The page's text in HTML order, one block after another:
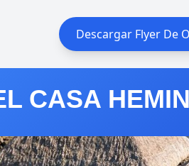
Descargar Flyer De
CASA